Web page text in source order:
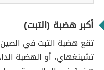
أكبر هضبة (التبت)
تقع هضبة التبت في
تشينغهاي، أو الهضبة